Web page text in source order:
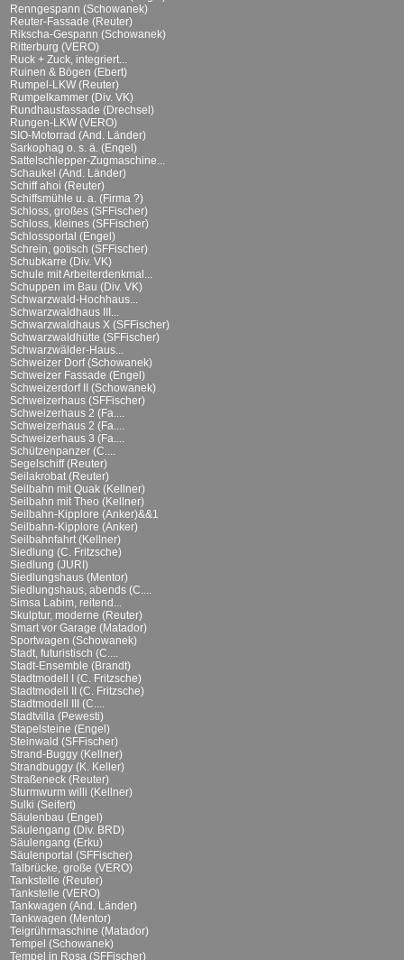
Renngespann (Schowanek)
Reuter-Fassade (Reuter)
Rikscha-Gespann (Schowanek)
Ritterburg (VERO)
Ruck + Zuck, integriert...
Ruinen & Bögen (Ebert)
Rumpel-LKW (Reuter)
Rumpelkammer (Div. VK)
Rundhausfassade (Drechsel)
Rungen-LKW (VERO)
SIO-Motorrad (And. Länder)
Sarkophag o. s. ä. (Engel)
Sattelschlepper-Zugmaschine...
Schaukel (And. Länder)
Schiff ahoi (Reuter)
Schiffsmühle u. a. (Firma ?)
Schloss, großes (SFFischer)
Schloss, kleines (SFFischer)
Schlossportal (Engel)
Schrein, gotisch (SFFischer)
Schubkarre (Div. VK)
Schule mit Arbeiterdenkmal...
Schuppen im Bau (Div. VK)
Schwarzwald-Hochhaus...
Schwarzwaldhaus III...
Schwarzwaldhaus X (SFFischer)
Schwarzwaldhütte (SFFischer)
Schwarzwälder-Haus...
Schweizer Dorf (Schowanek)
Schweizer Fassade (Engel)
Schweizerdorf II (Schowanek)
Schweizerhaus (SFFischer)
Schweizerhaus 2 (Fa....
Schweizerhaus 2 (Fa....
Schweizerhaus 3 (Fa....
Schützenpanzer (C....
Segelschiff (Reuter)
Seilakrobat (Reuter)
Seilbahn mit Quak (Kellner)
Seilbahn mit Theo (Kellner)
Seilbahn-Kipplore (Anker)&&1
Seilbahn-Kipplore (Anker)
Seilbahnfahrt (Kellner)
Siedlung (C. Fritzsche)
Siedlung (JURI)
Siedlungshaus (Mentor)
Siedlungshaus, abends (C....
Simsa Labim, reitend...
Skulptur, moderne (Reuter)
Smart vor Garage (Matador)
Sportwagen (Schowanek)
Stadt, futuristisch (C....
Stadt-Ensemble (Brandt)
Stadtmodell I (C. Fritzsche)
Stadtmodell II (C. Fritzsche)
Stadtmodell III (C....
Stadtvilla (Pewesti)
Stapelsteine (Engel)
Steinwald (SFFischer)
Strand-Buggy (Kellner)
Strandbuggy (K. Keller)
Straßeneck (Reuter)
Sturmwurm willi (Kellner)
Sulki (Seifert)
Säulenbau (Engel)
Säulengang (Div. BRD)
Säulengang (Erku)
Säulenportal (SFFischer)
Talbrücke, große (VERO)
Tankstelle (Reuter)
Tankstelle (VERO)
Tankwagen (And. Länder)
Tankwagen (Mentor)
Teigrührmaschine (Matador)
Tempel (Schowanek)
Tempel in Rosa (SFFischer)